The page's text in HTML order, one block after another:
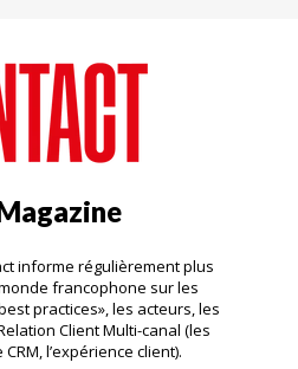
informe régulièrement plus
francophone sur les
practices», les acteurs, les
Client Multi-canal (les
l’expérience client).